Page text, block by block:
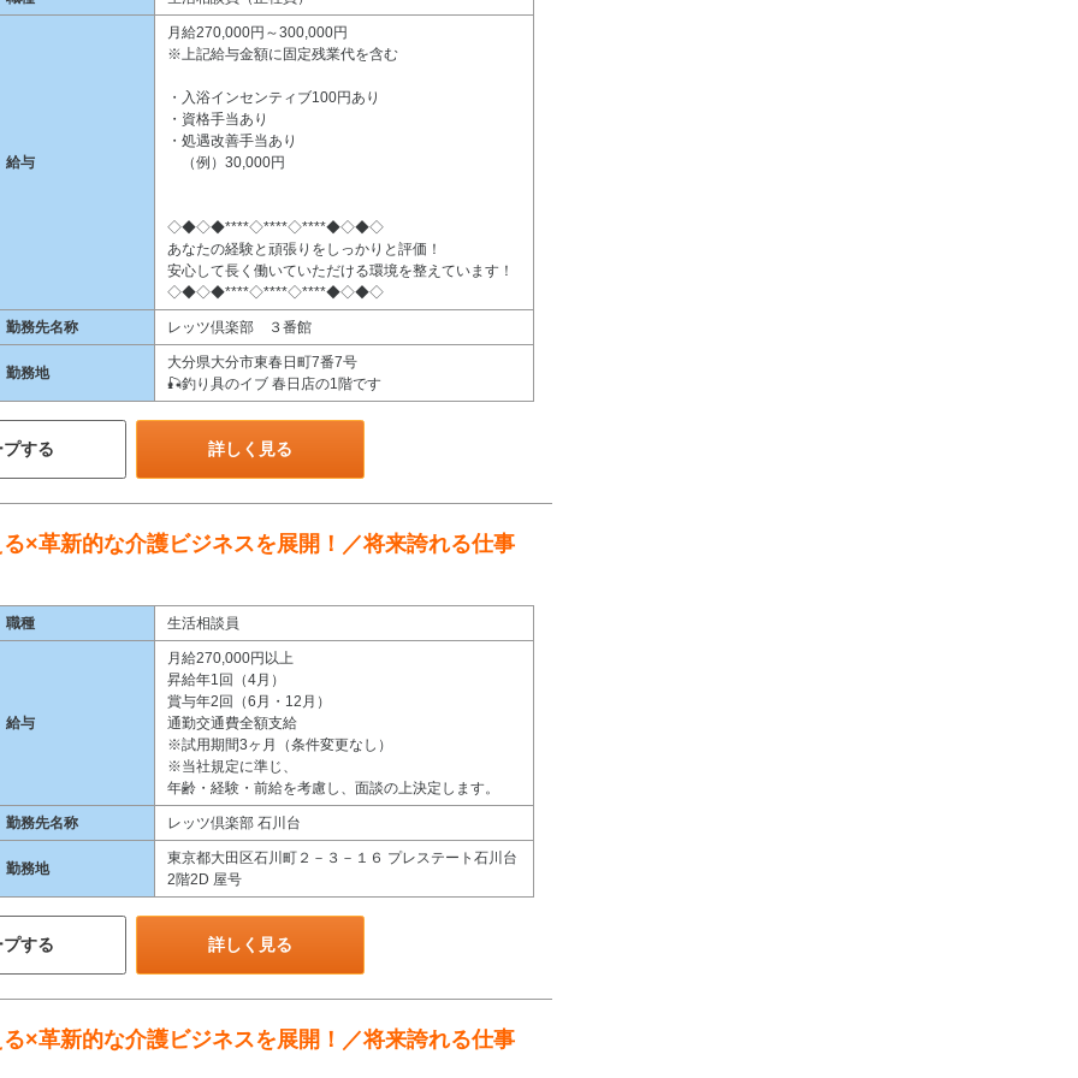
給与
月給270,000円～300,000円
※上記給与金額に固定残業代を含む
・入浴インセンティブ100円あり
・資格手当あり
・処遇改善手当あり
（例）30,000円
◇◆◇◆****◇****◇****◆◇◆◇
あなたの経験と頑張りをしっかりと評価！
安心して長く働いていただける環境を整えています！
◇◆◇◆****◇****◇****◆◇◆◇
勤務先名称 レッツ倶楽部 ３番館
勤務地
大分県大分市東春日町7番7号
🎣釣り具のイブ 春日店の1階です
する 詳しく見る
×革新的な介護ビジネスを展開！／将来誇れる仕事
職種 生活相談員
給与
月給270,000円以上
昇給年1回（4月）
賞与年2回（6月・12月）
通勤交通費全額支給
※試用期間3ヶ月（条件変更なし）
※当社規定に準じ、
年齢・経験・前給を考慮し、面談の上決定します。
勤務先名称 レッツ倶楽部 石川台
勤務地
東京都大田区石川町２－３－１６ プレステート石川台
2階2D 屋号
する 詳しく見る
×革新的な介護ビジネスを展開！／将来誇れる仕事